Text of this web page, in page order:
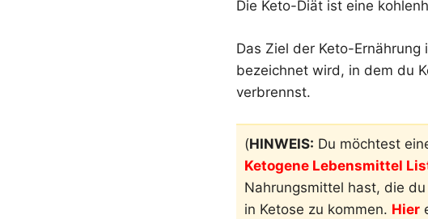
Die Keto-Diät ist eine
Das Ziel der Keto-
bezeichnet wird, in dem du
verbrennst.
(HINWEIS: Du möchtest
Ketogene Lebensmittel
Nahrungsmittel hast, die
in Ketose zu kommen. Hier